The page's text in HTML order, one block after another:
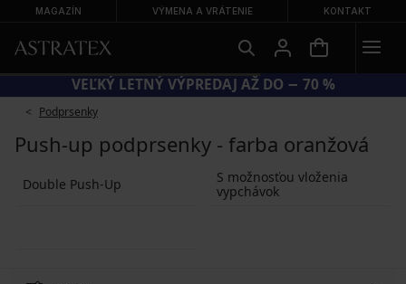
MAGAZÍN VÝMENA A VRÁTENIE KONTAKT
VEĽKÝ LETNÝ VÝPREDAJ AŽ DO − 70 %
Podprsenky
Push-up podprsenky - farba oranžová
Double Push-Up
S možnosťou vloženia
vypchávok